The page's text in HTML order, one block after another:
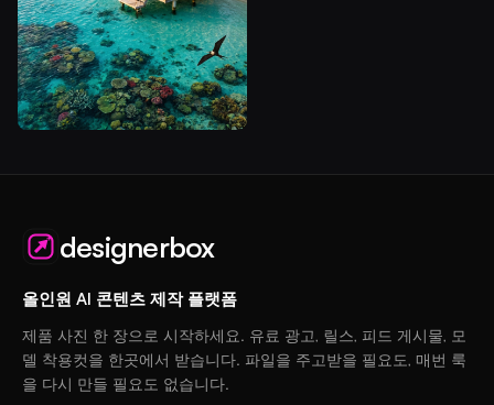
designerbox
올인원 AI 콘텐츠 제작 플랫폼
제품 사진 한 장으로 시작하세요. 유료 광고, 릴스, 피드 게시물, 모
델 착용컷을 한곳에서 받습니다. 파일을 주고받을 필요도, 매번 룩
을 다시 만들 필요도 없습니다.